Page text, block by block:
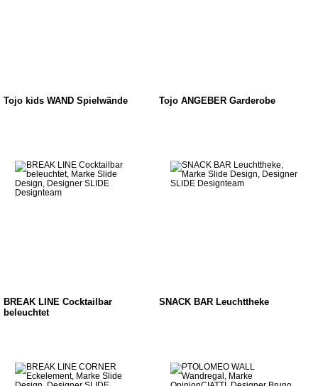
Tojo kids WAND Spielwände Tojo ANGEBER Garderobe
BREAK LINE Cocktailbar
beleuchtet
SNACK BAR Leuchttheke